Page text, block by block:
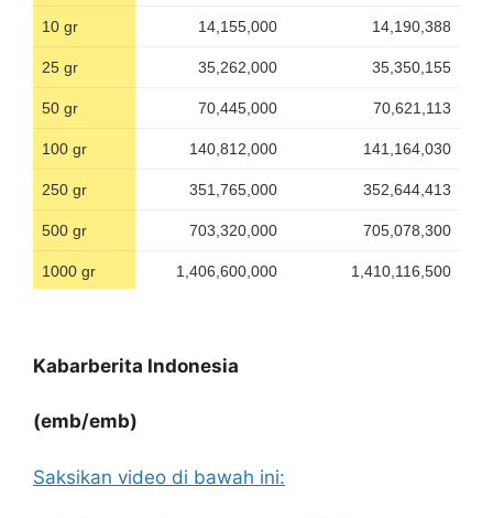
Kabarberita Indonesia
(emb/emb)
Saksikan video di bawah ini: